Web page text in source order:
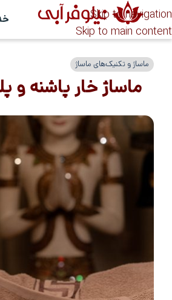
Skip to navigation
Skip to main content
ماساژ و تکنیک‌های ماساژ
ماساژ خار پاشنه و